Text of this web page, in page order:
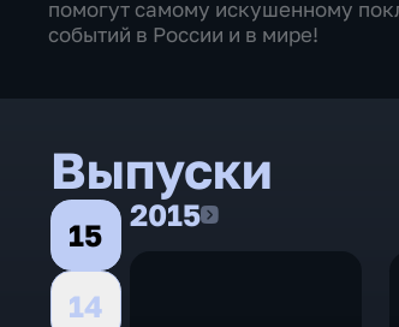
помогут самому искушенному
событий в России и в мире!
Выпуски
15
14
20152015